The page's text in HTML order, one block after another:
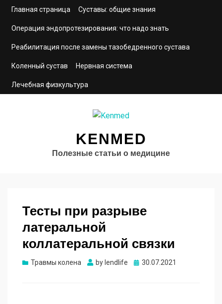
Главная страница Суставы: общие знания
Операция эндопротезирования: что надо знать
Реабилитация после замены тазобедренного сустава
Коленный сустав Нервная система
Лечебная физкультура
KENMED
Полезные статьи о медицине
Тесты при разрыве
латеральной
коллатеральной связки
Травмы колена by lendlife Опубликовано
30.07.2021